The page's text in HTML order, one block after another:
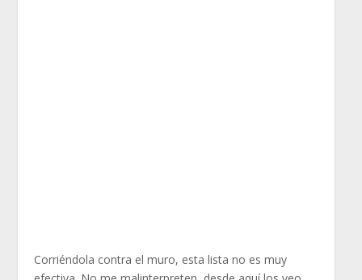
Corriéndola contra el muro, esta lista no es muy